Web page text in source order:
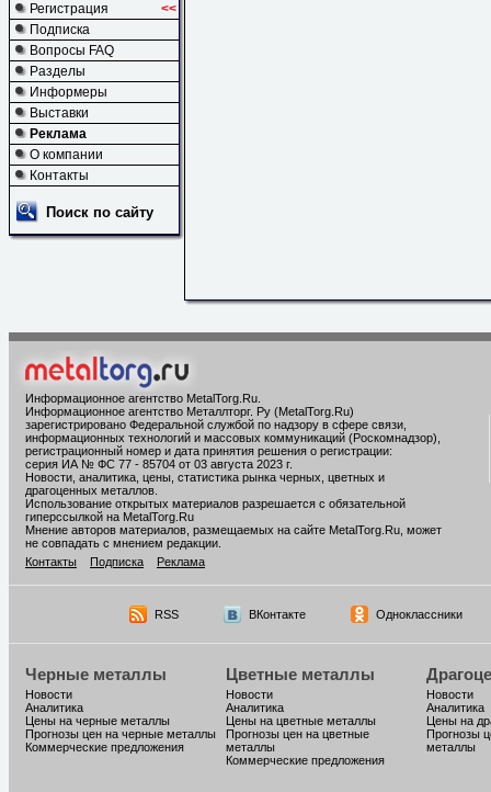
Регистрация
<<
Подписка
Вопросы FAQ
Разделы
Информеры
Выставки
Реклама
О компании
Контакты
Поиск по сайту
Информационное агентство MetalTorg.Ru
Информационное агентство Металлторг. Ру (MetalTorg.Ru)
зарегистрировано Федеральной службой по надзору в сфере связи,
информационных технологий и массовых коммуникаций (Роскомнадзор),
регистрационный номер и дата принятия решения о регистрации:
серия ИА № ФС 77 - 85704 от 03 августа 2023 г.
Новости, аналитика, цены, статистика рынка черных, цветных и
драгоценных металлов.
Использование открытых материалов разрешается с обязательной
гиперссылкой на MetalTorg.Ru
Мнение авторов материалов, размещаемых на сайте MetalTorg.Ru, может
не совпадать с мнением редакции.
Контакты
Подписка Реклама
RSS ВКонтакте Одноклассники
Черные металлы
Новости
Аналитика
Цены на черные металлы
Прогнозы цен на черные металлы
Коммерческие предложения
Цветные металлы
Новости
Аналитика
Цены на цветные металлы
Прогнозы цен на цветные
металлы
Коммерческие предложения
Новости
Аналитика
Цены на
Прогнозы
металлы